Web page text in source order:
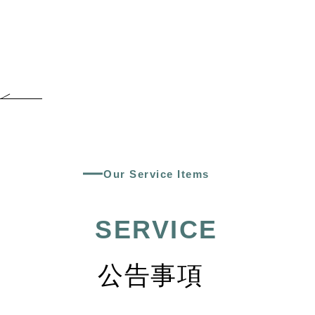
Our Service Items
SERVICE
公告事項